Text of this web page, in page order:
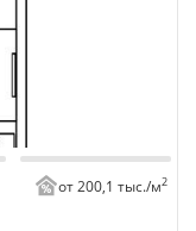
от 200,1 тыс./м2